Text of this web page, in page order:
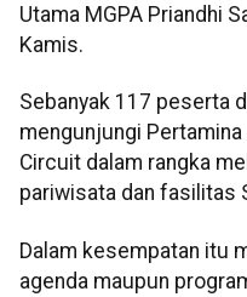
Utama MGPA Priandhi
Kamis.
Sebanyak 117 peserta
mengunjungi
Circuit dalam rangka
pariwisata dan fasilitas
Dalam kesempatan itu
agenda maupun